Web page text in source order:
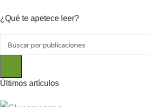
¿Qué te apetece leer?
Últimos artículos